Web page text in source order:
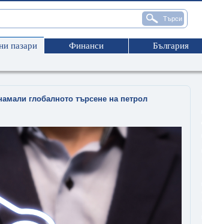
пазари Финанси България
глобалното търсене на петрол